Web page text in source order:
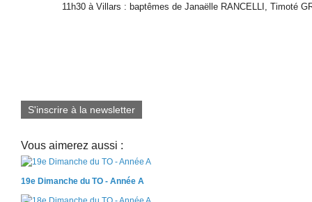
11h30 à Villars : baptêmes de Janaëlle RANCELLI, Timoté
S'inscrire à la newsletter
Vous aimerez aussi :
19e Dimanche du TO - Année A